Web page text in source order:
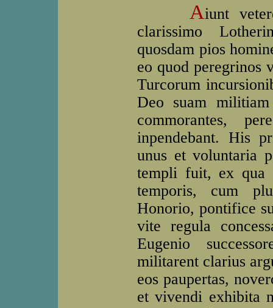
Aiunt
clarissimo
quosdam pios
eo quod peregrinos
Turcorum
Deo suam
commorantes,
inpendebant. His
unus et voluntaria
templi fuit, ex qua
temporis, cum
Honorio, pontifice
vite regula
Eugenio
militarent clarius
eos paupertas,
et vivendi exhibita